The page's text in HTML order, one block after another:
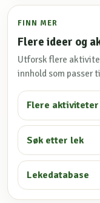
FINN MER
Flere ideer og
Utforsk flere
innhold som passer
Flere aktiviteter
Søk etter lek
Lekedatabase